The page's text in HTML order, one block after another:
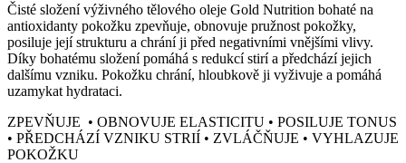
Čisté složení výživného tělového oleje Gold Nutrition bohaté na
antioxidanty pokožku zpevňuje, obnovuje pružnost pokožky,
posiluje její strukturu a chrání ji před negativními vnějšími vlivy.
Díky bohatému složení pomáhá s redukcí stirí a předchází jejich
dalšímu vzniku. Pokožku chrání, hloubkově ji vyživuje a pomáhá
uzamykat hydrataci.
ZPEVŇUJE • OBNOVUJE ELASTICITU • POSILUJE TONUS
• PŘEDCHÁZÍ VZNIKU STRIÍ • ZVLÁČŇUJE • VYHLAZUJE
POKOŽKU